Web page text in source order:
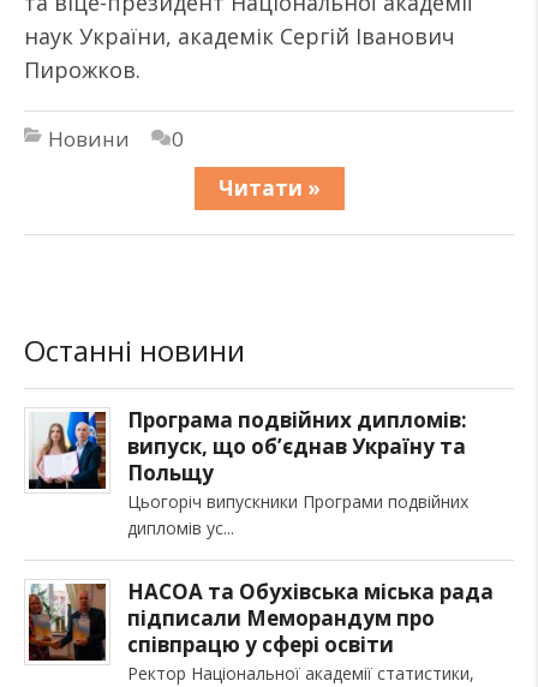
наук України, академік Сергій Іванович
Пирожков.
Новини
0
Читати »
Останні новини
Програма подвійних дипломів:
випуск, що об’єднав Україну та
Польщу
Цьогоріч випускники Програми подвійних
дипломів ус
НАСОА та Обухівська міська рада
підписали Меморандум про
співпрацю у сфері освіти
Ректор Національної академії статистики,